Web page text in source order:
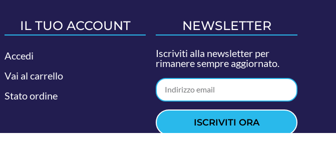
IL TUO ACCOUNT
Accedi
Vai al carrello
Stato ordine
NEWSLETTER
Iscriviti alla newsletter per
rimanere sempre aggiornato.
ISCRIVITI ORA